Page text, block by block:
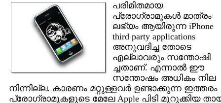
പരിമിതമായ
പ്രോഗ്രാമുകള്‍ മാത്രം
ലഭ്യം ആയിരുന്ന iPhone
third party applications
അനുവദിച്ച തോടെ
എല്ലാവരും സന്തോഷി
ച്ചതാണ്. എന്നാല്‍ ഈ
സന്തോഷം അധികം നില
നിന്നില്ല. കാരണം മറ്റുള്ളവര്‍ ഉണ്ടാക്കുന്ന ഇത്തരം
പ്രോഗ്രാമുകളുടെ മേലേ Apple പിടി മുറുക്കിയ